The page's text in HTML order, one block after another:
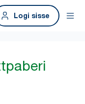
Logi sisse